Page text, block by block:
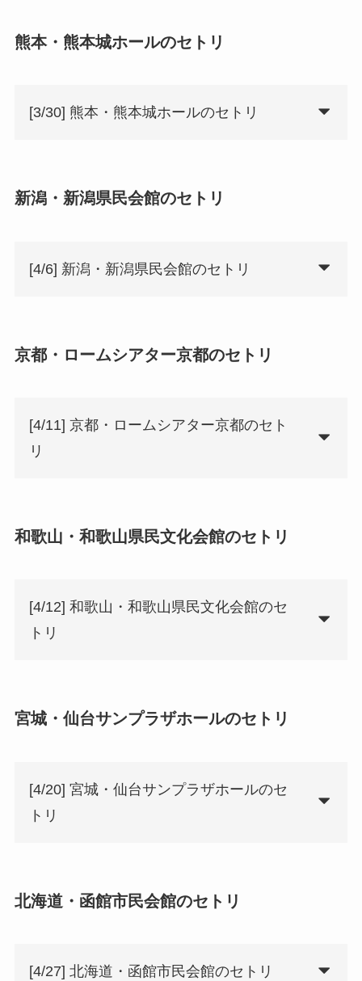
熊本・熊本城ホールのセトリ
[3/30] 熊本・熊本城ホールのセトリ
新潟・新潟県民会館のセトリ
[4/6] 新潟・新潟県民会館のセトリ
京都・ロームシアター京都のセトリ
[4/11] 京都・ロームシアター京都のセト
リ
和歌山・和歌山県民文化会館のセトリ
[4/12] 和歌山・和歌山県民文化会館のセ
トリ
宮城・仙台サンプラザホールのセトリ
[4/20] 宮城・仙台サンプラザホールのセ
トリ
北海道・函館市民会館のセトリ
[4/27] 北海道・函館市民会館のセトリ